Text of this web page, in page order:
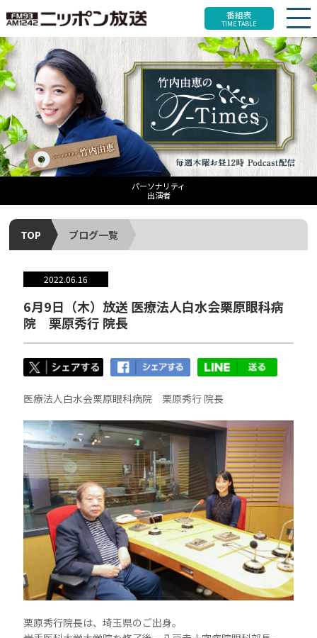
番組表
TIME TABLE
パーソナリティ
出演者
TOP ブログ一覧
2022.06.16
6月9日（木）放送 医療法人白水会栗原眼科病
院 栗原秀行 院長
医療法人白水会栗原眼科病院 栗原秀行 院長
栗原秀行院長は、埼玉県のご出身。